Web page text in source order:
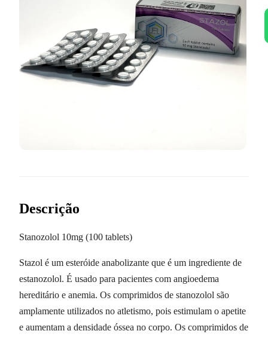
Descrição
Stanozolol 10mg (100 tablets)
Stazol é um esteróide anabolizante que é um ingrediente de
estanozolol. É usado para pacientes com angioedema
hereditário e anemia. Os comprimidos de stanozolol são
amplamente utilizados no atletismo, pois estimulam o apetite
e aumentam a densidade óssea no corpo. Os comprimidos de